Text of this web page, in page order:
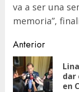
va a ser una
memoria”,
Navegación
de
entradas
Anterior
dar
en